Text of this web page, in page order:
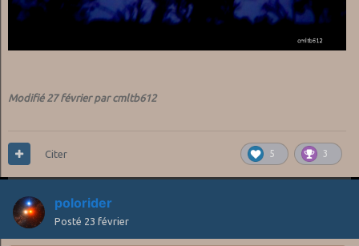
Modifié 27 févrierpar cmltb612
5 3
Citer
polorider
Posté 23 février